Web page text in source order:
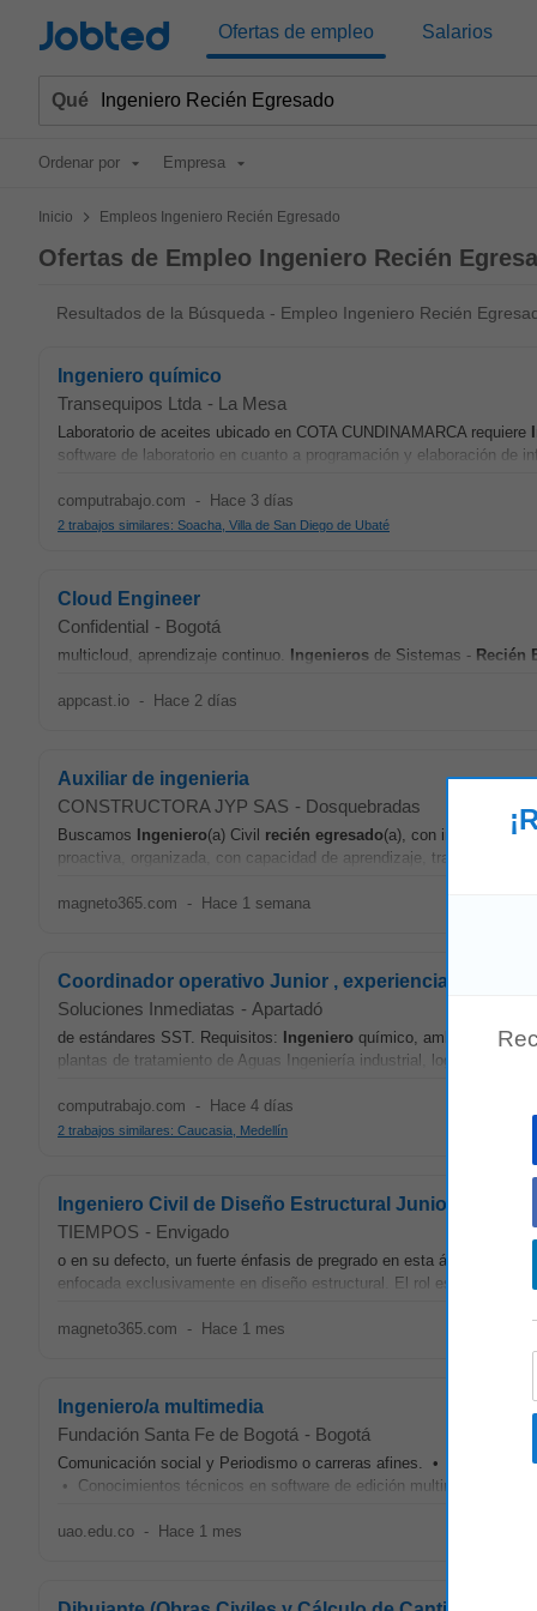
Jobted Ofertas de empleo Salarios
Qué
Ordenar por Empresa
Inicio > Empleos Ingeniero Recién Egresado
Ofertas de Empleo Ingeniero Recién
Resultados de la Búsqueda - Empleo Ingeniero Recién
Ingeniero químico
Transequipos Ltda - La Mesa
Laboratorio de aceites ubicado en COTA CUNDINAMARCA requiere
software de laboratorio en cuanto a programación y elaboración de
computrabajo.com - Hace 3 días
2 trabajos similares: Soacha, Villa de San Diego de Ubaté
Cloud Engineer
Confidential - Bogotá
multicloud, aprendizaje continuo. Ingenieros de Sistemas - Recién
appcast.io - Hace 2 días
Auxiliar de ingenieria
CONSTRUCTORA JYP SAS - Dosquebradas
Buscamos Ingeniero(a) Civil recién egresado(a), con interés en
proactiva, organizada, con capacidad de aprendizaje, trabajo en
magneto365.com - Hace 1 semana
Coordinador operativo Junior , experiencia sector
Soluciones Inmediatas - Apartadó
de estándares SST. Requisitos: Ingeniero químico, ambiental,
plantas de tratamiento de Aguas Ingeniería industrial, logística,
computrabajo.com - Hace 4 días
2 trabajos similares: Caucasia, Medellín
Ingeniero Civil de Diseño Estructural Junior - San
TIEMPOS - Envigado
o en su defecto, un fuerte énfasis de pregrado en esta área.
enfocada exclusivamente en diseño estructural. El rol está
magneto365.com - Hace 1 mes
Ingeniero/a multimedia
Fundación Santa Fe de Bogotá - Bogotá
Comunicación social y Periodismo o carreras afines. • Profesional
• Conocimientos técnicos en software de edición multimedia y
uao.edu.co - Hace 1 mes